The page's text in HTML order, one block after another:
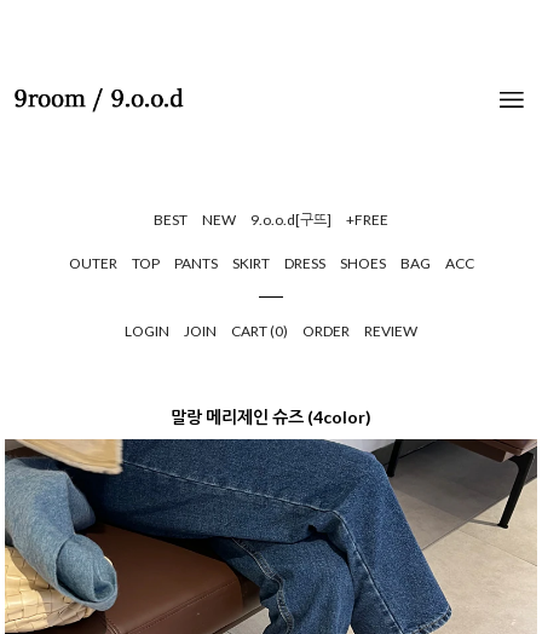
BEST NEW 9.o.o.d[구뜨] +FREE
OUTER TOP PANTS SKIRT DRESS SHOES BAG ACC
LOGIN JOIN CART (0) ORDER REVIEW
말랑 메리제인 슈즈 (4color)